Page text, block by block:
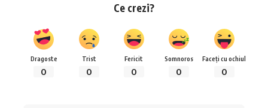
Ce crezi?
Dragoste
0
Trist
0
Fericit
0
Somnoros
0
Faceți cu ochiul
0